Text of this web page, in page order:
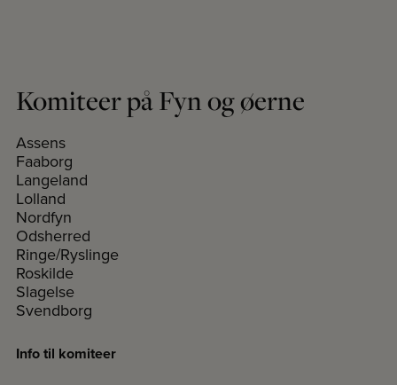
Komiteer på Fyn og øerne
Assens
Faaborg
Langeland
Lolland
Nordfyn
Odsherred
Ringe/Ryslinge
Roskilde
Slagelse
Svendborg
Info til komiteer